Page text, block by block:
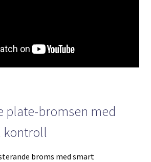
plate-bromsen med
kontroll
broms med smart